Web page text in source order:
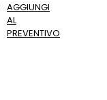
AGGIUNGI
AL
PREVENTIVO